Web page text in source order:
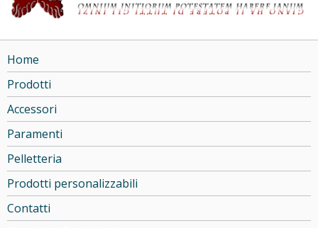
Home
Prodotti
Accessori
Paramenti
Pelletteria
Prodotti personalizzabili
Contatti